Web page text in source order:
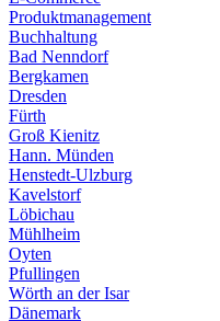
Produktmanagement
Buchhaltung
Bad Nenndorf
Bergkamen
Dresden
Fürth
Groß Kienitz
Hann. Münden
Henstedt-Ulzburg
Kavelstorf
Löbichau
Mühlheim
Oyten
Pfullingen
Wörth an der Isar
Dänemark